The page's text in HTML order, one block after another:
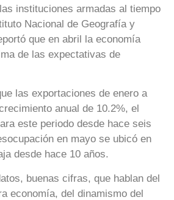
instituciones armadas al tiempo
Nacional de Geografía y
que en abril la economía
de las expectativas de
las exportaciones de enero a
anual de 10.2%, el
este periodo desde hace seis
en mayo se ubicó en
desde hace 10 años.
buenas cifras, que hablan del
economía, del dinamismo del